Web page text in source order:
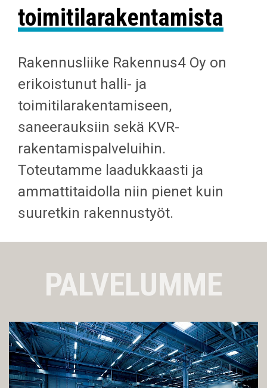
toimitila­rakentamista
Rakennusliike Rakennus4 Oy on
erikoistunut halli- ja
toimitilarakentamiseen,
saneerauksiin sekä KVR-
rakentamispalveluihin.
Toteutamme laadukkaasti ja
ammattitaidolla niin pienet kuin
suuretkin rakennustyöt.
PALVELUMME